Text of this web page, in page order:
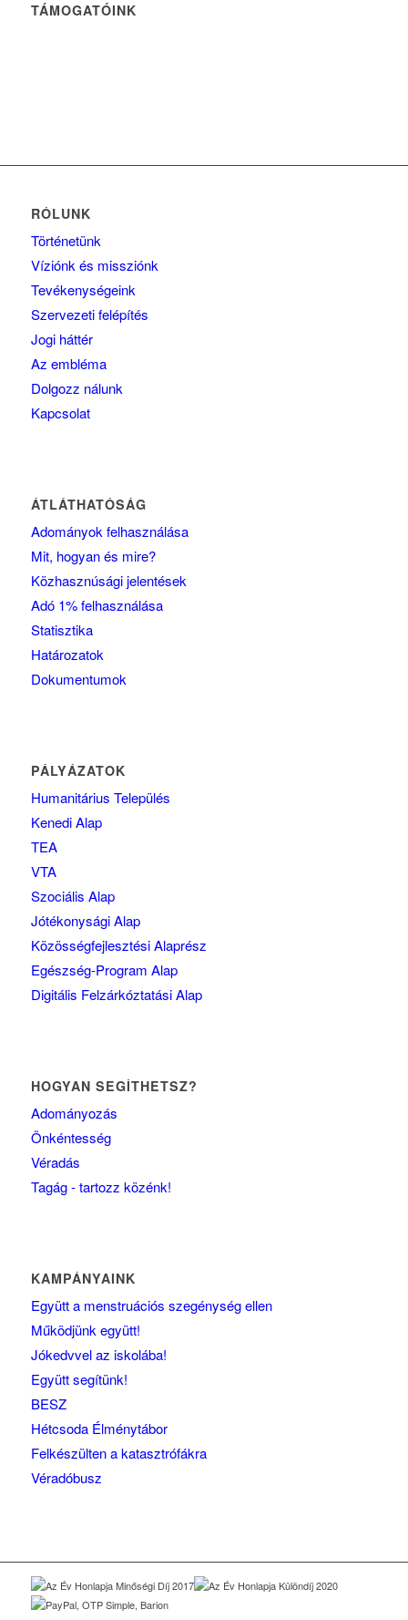
TÁMOGATÓINK
RÓLUNK
Történetünk
Víziónk és missziónk
Tevékenységeink
Szervezeti felépítés
Jogi háttér
Az embléma
Dolgozz nálunk
Kapcsolat
ÁTLÁTHATÓSÁG
Adományok felhasználása
Mit, hogyan és mire?
Közhasznúsági jelentések
Adó 1% felhasználása
Statisztika
Határozatok
Dokumentumok
PÁLYÁZATOK
Humanitárius Település
Kenedi Alap
TEA
VTA
Szociális Alap
Jótékonysági Alap
Közösségfejlesztési Alaprész
Egészség-Program Alap
Digitális Felzárkóztatási Alap
HOGYAN SEGÍTHETSZ?
Adományozás
Önkéntesség
Véradás
Tagág - tartozz közénk!
KAMPÁNYAINK
Együtt a menstruációs szegénység ellen
Működjünk együtt!
Jókedvvel az iskolába!
Együtt segítünk!
BESZ
Hétcsoda Élménytábor
Felkészülten a katasztrófákra
Véradóbusz